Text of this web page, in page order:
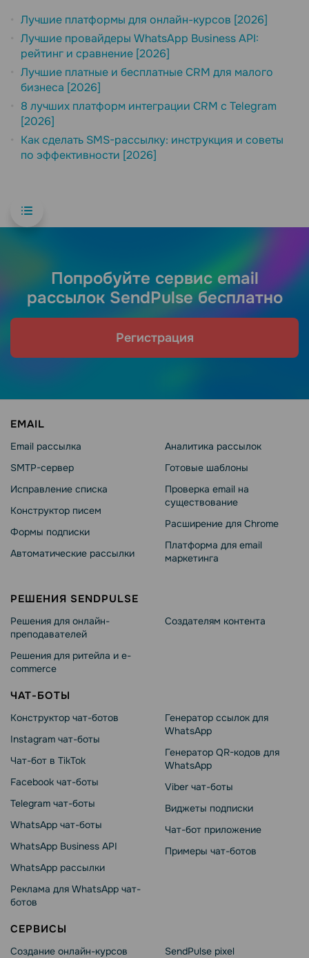
Лучшие платформы для онлайн-курсов [2026]
Лучшие провайдеры WhatsApp Business API:
рейтинг и сравнение [2026]
Лучшие платные и бесплатные CRM для малого
бизнеса [2026]
8 лучших платформ интеграции CRM с Telegram
[2026]
Как сделать SMS-рассылку: инструкция и советы
по эффективности [2026]
Попробуйте сервис email
рассылок SendPulse бесплатно
Регистрация
EMAIL
Email рассылка
SMTP-сервер
Исправление списка
Конструктор писем
Формы подписки
Автоматические рассылки
Аналитика рассылок
Готовые шаблоны
Проверка email на
существование
Расширение для Chrome
Платформа для email
маркетинга
РЕШЕНИЯ SENDPULSE
Решения для онлайн-
преподавателей
Решения для ритейла и e-
commerce
Создателям контента
ЧАТ-БОТЫ
Конструктор чат-ботов
Instagram чат-боты
Чат-бот в TikTok
Facebook чат-боты
Telegram чат-боты
WhatsApp чат-боты
WhatsApp Business API
WhatsApp рассылки
Реклама для WhatsApp чат-
ботов
Генератор ссылок для
WhatsApp
Генератор QR-кодов для
WhatsApp
Viber чат-боты
Виджеты подписки
Чат-бот приложение
Примеры чат-ботов
СЕРВИСЫ
Создание онлайн-курсов
SendPulse pixel